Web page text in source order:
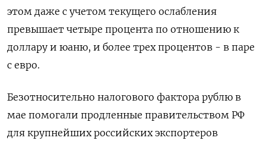
этом даже с учетом текущего ослабления
превышает четыре процента по отношению к
доллару и юаню, и более трех процентов - в паре
с евро.
Безотносительно налогового фактора рублю в
мае помогали продленные правительством РФ
для крупнейших российских экспортеров